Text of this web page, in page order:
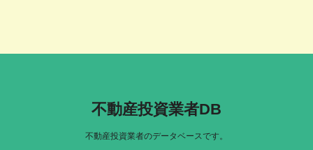
不動産投資業者DB
不動産投資業者のデータベースです。